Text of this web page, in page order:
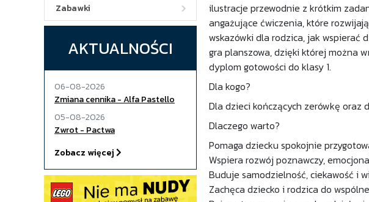
Zabawki
AKTUALNOŚCI
06-08-2026
Zmiana cennika - Alfa Pastello
05-08-2026
Zwrot - Pactwa
Zobacz więcej
ilustracje przewodnie z krótkim
angażujące ćwiczenia, które
wskazówki dla rodzica, jak wspierać
gra planszowa, dzięki której można
dyplom gotowości do klasy 1.
Dla kogo?
Dla dzieci kończących zerówkę oraz
Dlaczego warto?
Pomaga dziecku spokojnie
Wspiera rozwój poznawczy,
Buduje samodzielność, ciekawość i
Zachęca dziecko i rodzica do